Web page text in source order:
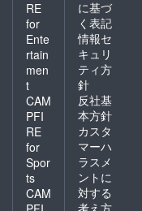
RE
for
Ente
rtain
men
t
CAM
PFI
RE
for
Spor
ts
CAM
に基づ
く表記
情報セ
キュリ
ティ方
針
反社基
本方針
カスタ
マーハ
ラスメ
ントに
対する
考え方